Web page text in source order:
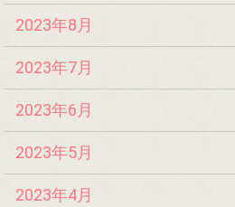
2023年8月
2023年7月
2023年6月
2023年5月
2023年4月